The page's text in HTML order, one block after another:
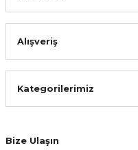
Bize Ulaşın
Alışveriş
Kategorilerimiz